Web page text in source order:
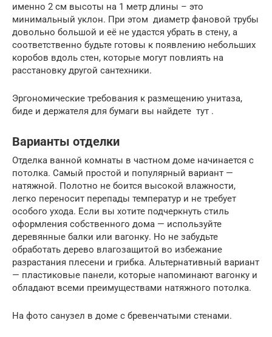
именно 2 см высоты на 1 метр длины – это
минимальный уклон. При этом диаметр фановой трубы
довольно большой и её не удастся убрать в стену, а
соответственно будьте готовы к появлению небольших
коробов вдоль стен, которые могут повлиять на
расстановку другой сантехники.
Эргономические требования к размещению унитаза,
биде и держателя для бумаги вы найдете тут .
Варианты отделки
Отделка ванной комнаты в частном доме начинается с
потолка. Самый простой и популярный вариант —
натяжной. Полотно не боится высокой влажности,
легко переносит перепады температур и не требует
особого ухода. Если вы хотите подчеркнуть стиль
оформления собственного дома — используйте
деревянные балки или вагонку. Но не забудьте
обработать дерево влагозащитой во избежание
разрастания плесени и грибка. Альтернативный вариант
— пластиковые панели, которые напоминают вагонку и
обладают всеми преимуществами натяжного потолка.
На фото санузел в доме с бревенчатыми стенами.